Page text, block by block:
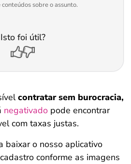
sobre o assunto.
Isto foi útil?
contratar sem burocracia,
negativado pode encontrar
com taxas justas.
baixar o nosso aplicativo
conforme as imagens